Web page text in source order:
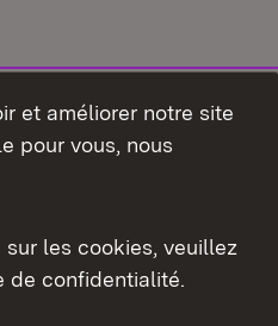
et améliorer notre site
pour vous, nous
les cookies, veuillez
de confidentialité.